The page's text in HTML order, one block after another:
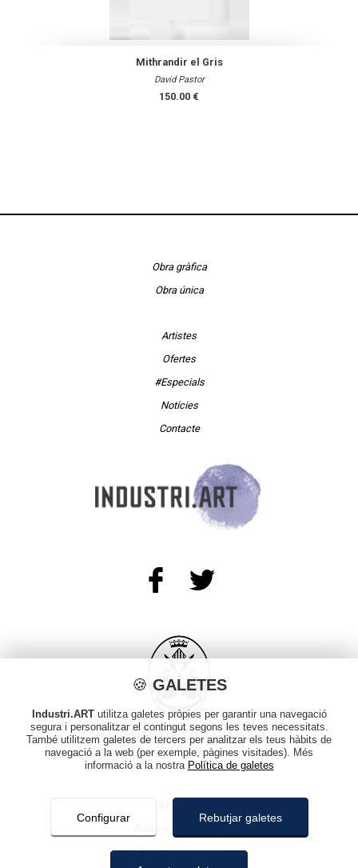
Mithrandir el Gris
David Pastor
150.00 €
Obra gràfica
Obra única
Artistes
Ofertes
#Especials
Notícies
Contacte
Política de cookies
🍪 GALETES
Industri.ARTutilitza galetes pròpies per garantir una navegació
segura i personalitzar el contingut segons les teves necessitats.
També utilitzem galetes de tercers per analitzar els teus hàbits de
navegació a la web (per exemple, pàgines visitades). Més
informació a la nostra Política de galetes
Configurar Rebutjar galetes